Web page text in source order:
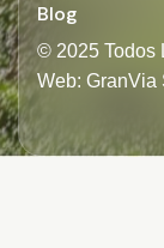
Blog
© 2025 Todos
Web: GranVia